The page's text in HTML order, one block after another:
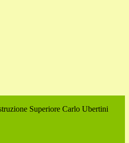
Superiore Carlo Ubertini